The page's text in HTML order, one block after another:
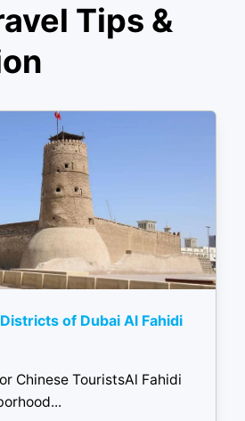
Tips &
of Dubai Al Fahidi
Chinese TouristsAl Fahidi